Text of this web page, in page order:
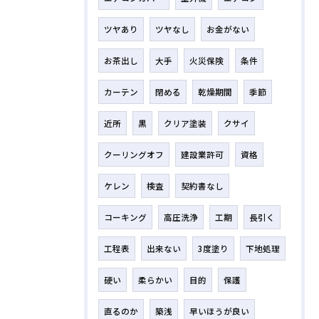
ツヤあり ツヤなし お金がない
お茶出し 大手 火災保険 条件
カーテン 閉める 乾燥期間 季節
近所 黒 クリア塗装 クサイ
クーリングオフ 建設業許可 資格
ケレン 検査 契約書なし
コーキング 高圧洗浄 工期 長引く
工程表 出来ない 3度塗り 下地処理
硬い 柔らかい 目的 保護
直るのか 築浅 早いほうが良い